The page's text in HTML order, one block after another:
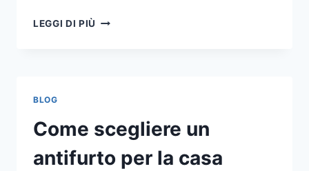
LEGGI DI PIÙ VUOI
A
UNA
TIPOGRAFIA
BLOG
Come scegliere un
antifurto per la casa